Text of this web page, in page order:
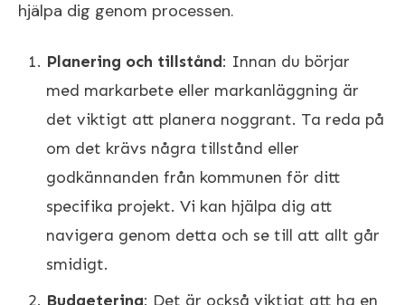
hjälpa dig genom processen.
Planering och tillstånd: Innan du börjar
med markarbete eller markanläggning är
det viktigt att planera noggrant. Ta reda på
om det krävs några tillstånd eller
godkännanden från kommunen för ditt
specifika projekt. Vi kan hjälpa dig att
navigera genom detta och se till att allt går
smidigt.
Budgetering: Det är också viktigt att ha en